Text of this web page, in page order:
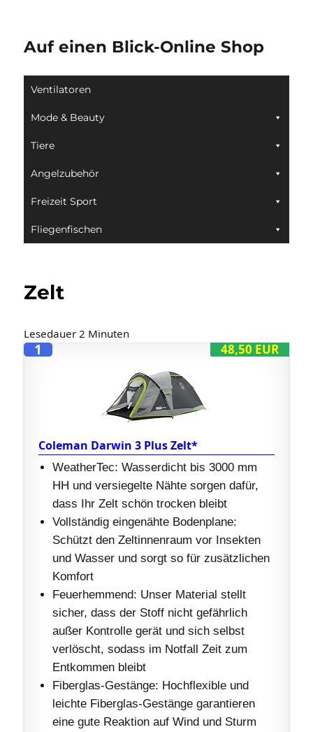
Auf einen Blick-Online Shop
Ventilatoren
Mode & Beauty
Tiere
Angelzubehör
Freizeit Sport
Fliegenfischen
Zelt
Lesedauer 2 Minuten
48,50 EUR
1
Coleman Darwin 3 Plus Zelt*
WeatherTec: Wasserdicht bis 3000 mm
HH und versiegelte Nähte sorgen dafür,
dass Ihr Zelt schön trocken bleibt
Vollständig eingenähte Bodenplane:
Schützt den Zeltinnenraum vor Insekten
und Wasser und sorgt so für zusätzlichen
Komfort
Feuerhemmend: Unser Material stellt
sicher, dass der Stoff nicht gefährlich
außer Kontrolle gerät und sich selbst
verlöscht, sodass im Notfall Zeit zum
Entkommen bleibt
Fiberglas-Gestänge: Hochflexible und
leichte Fiberglas-Gestänge garantieren
eine gute Reaktion auf Wind und Sturm